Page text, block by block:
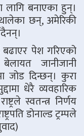
लागि बनाएका हुन्।
छन्, अमेरिकी
पेश गरिएको
जानीजानी
जोड दिन्छन्। कुरा
धेरै व्यवहारिक
स्वतन्त्र निर्णय
डोनाल्ड ट्रम्पले